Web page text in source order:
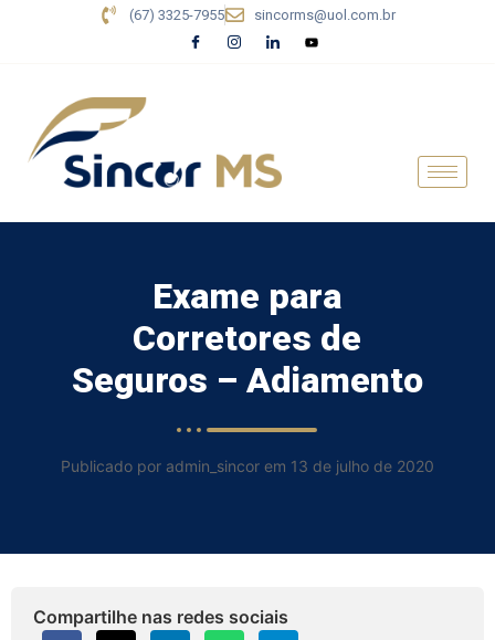
(67) 3325-7955 sincorms@uol.com.br
Exame para
Corretores de
Seguros – Adiamento
Publicado por admin_sincor em 13 de julho de 2020
Compartilhe nas redes sociais